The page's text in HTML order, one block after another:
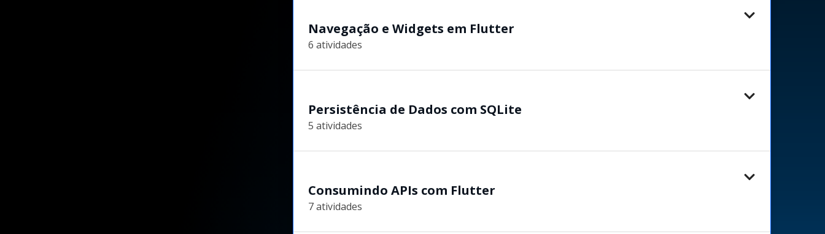
Navegação e Widgets em Flutter
6 atividades
Persistência de Dados com SQLite
5 atividades
Consumindo APIs com Flutter
7 atividades